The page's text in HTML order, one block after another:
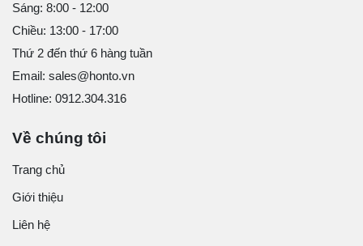
Sáng: 8:00 - 12:00
Chiều: 13:00 - 17:00
Thứ 2 đến thứ 6 hàng tuần
Email: sales@honto.vn
Hotline: 0912.304.316
Về chúng tôi
Trang chủ
Giới thiệu
Liên hệ